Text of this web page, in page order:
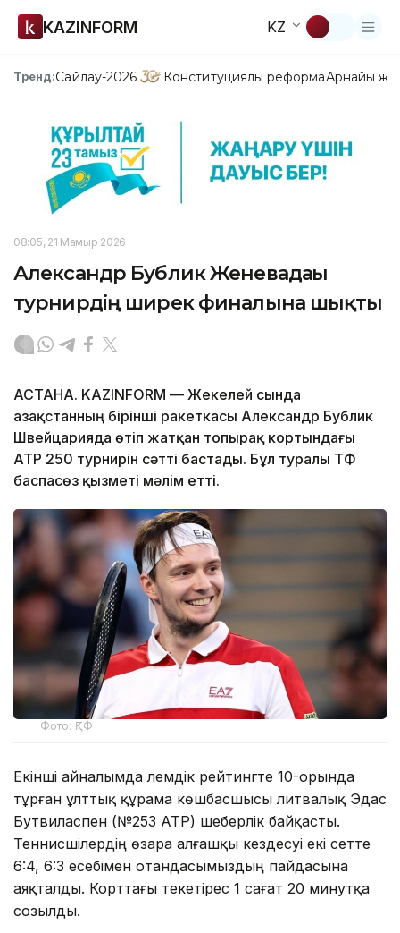
KAZINFORM KZ
Тренд:Сайлау-2026 Конституциялық реформаАрнайы
08:05, 21 Мамыр 2026
Александр Бублик Женевадағы
турнирдің ширек финалына шықты
АСТАНА. KAZINFORM — Жекелей сында
Қазақстанның бірінші ракеткасы Александр Бублик
Швейцарияда өтіп жатқан топырақ кортындағы
ATP 250 турнирін сәтті бастады. Бұл туралы ҚТФ
баспасөз қызметі мәлім етті.
Фото: ҚТФ
Екінші айналымда әлемдік рейтингте 10-орында
тұрған ұлттық құрама көшбасшысы литвалық Эдас
Бутвиласпен (№253 ATP) шеберлік байқасты.
Теннисшілердің өзара алғашқы кездесуі екі сетте
6:4, 6:3 есебімен отандасымыздың пайдасына
аяқталды. Корттағы текетірес 1 сағат 20 минутқа
созылды.